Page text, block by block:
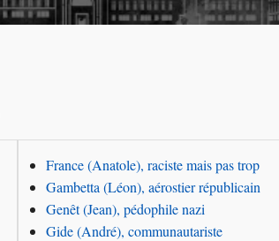
France (Anatole), raciste mais pas trop
Gambetta (Léon), aérostier républicain
Genêt (Jean), pédophile nazi
Gide (André), communautariste